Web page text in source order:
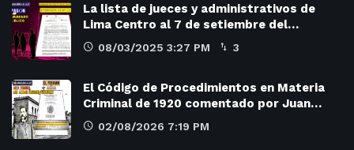
La lista de jueces y administrativos de
Lima Centro al 7 de setiembre del…
08/03/2025 3:27 PM 3
El Código de Procedimientos en Materia
Criminal de 1920 comentado por Juan…
02/08/2026 7:19 PM